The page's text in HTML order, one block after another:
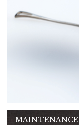
MAINTENANCE